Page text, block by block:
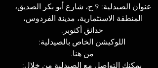
عنوان الصيدلية: 9 ح، شارع أبو بكر الصديق،
المنطقة الاستثمارية، مدينة الفردوس،
حدائق أكتوبر.
اللوكيشن الخاص بالصيدلية:
من هنا.
يمكنك التواصل مع الصيدلية من خلال: